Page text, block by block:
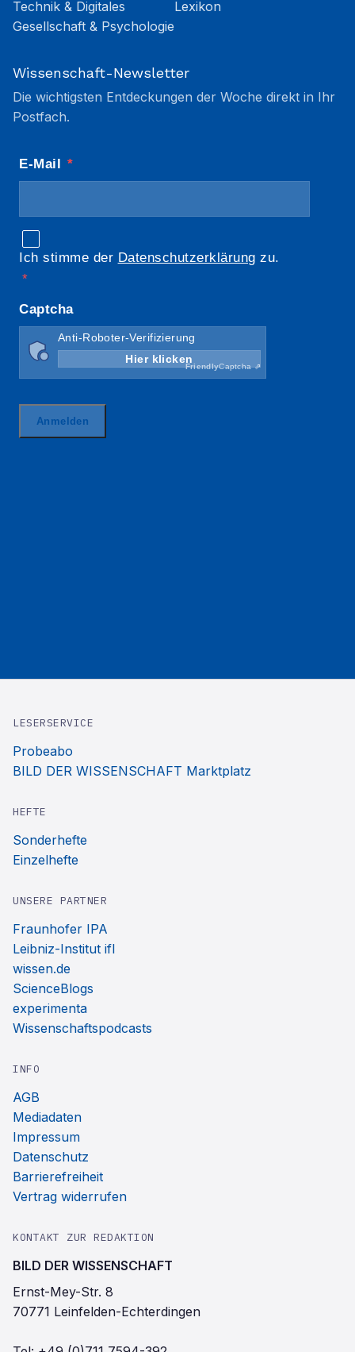
Technik & Digitales
Gesellschaft & Psychologie
Lexikon
Wissenschaft-Newsletter
Die wichtigsten Entdeckungen der Woche direkt in Ihr
Postfach.
LESERSERVICE
Probeabo
BILD DER WISSENSCHAFT Marktplatz
HEFTE
Sonderhefte
Einzelhefte
UNSERE PARTNER
Fraunhofer IPA
Leibniz-Institut ifl
wissen.de
ScienceBlogs
experimenta
Wissenschaftspodcasts
INFO
AGB
Mediadaten
Impressum
Datenschutz
Barrierefreiheit
Vertrag widerrufen
KONTAKT ZUR REDAKTION
BILD DER WISSENSCHAFT
Ernst-Mey-Str. 8
70771 Leinfelden-Echterdingen